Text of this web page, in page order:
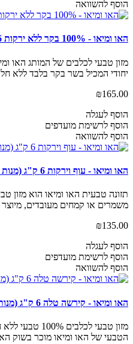
הוסף להשוואה
האו ומיאו - 100% בקר ללא ירקות 6 ק"ג
מזון טבעי לכלבים של המותג האו
יחודי המכיל בשר בקר בלבד ללא
₪165.00
הוסף לעגלה
הוסף לרשימת מועדפים
הוסף להשוואה
האו ומיאו - עוף וירקות 6 ק"ג (מנות 500 גרם)
תזונה טבעית האו ומיאו הוא מזון
משמרים או קמחים מעובדים,
₪135.00
הוסף לעגלה
הוסף לרשימת מועדפים
הוסף להשוואה
האו ומיאו - קירשה טלה 6 ק"ג (מנות 500 ג')
מזון טבעי
הטבעי של האו ומיאו מוכר בשוק